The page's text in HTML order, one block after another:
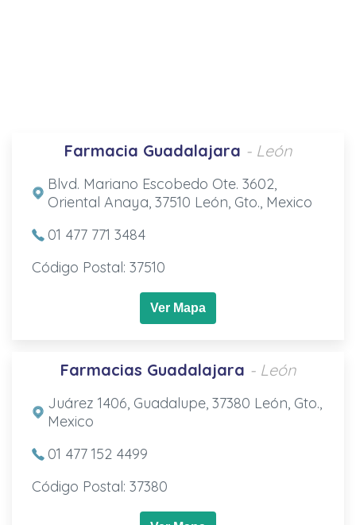
Farmacia Guadalajara - León
Blvd. Mariano Escobedo Ote. 3602,
Oriental Anaya, 37510 León, Gto., Mexico
01 477 771 3484
Código Postal: 37510
Ver Mapa
Farmacias Guadalajara - León
Juárez 1406, Guadalupe, 37380 León, Gto.,
Mexico
01 477 152 4499
Código Postal: 37380